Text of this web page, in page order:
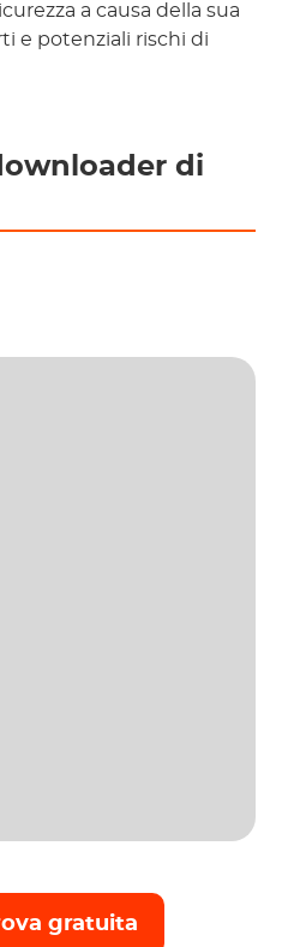
a causa della sua
e potenziali rischi di
di
gratuita